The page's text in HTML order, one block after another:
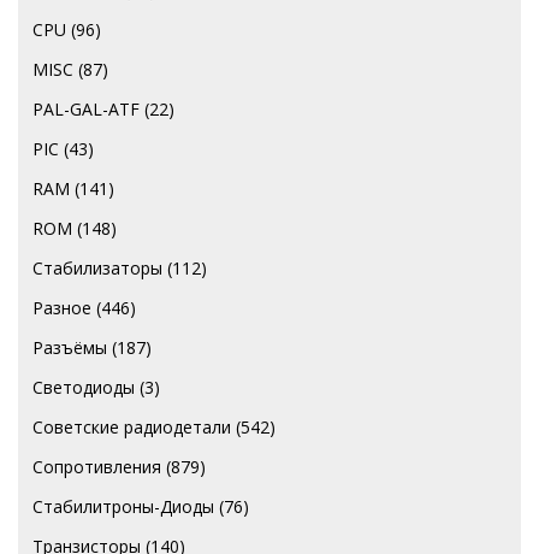
CPU (96)
MISC (87)
PAL-GAL-ATF (22)
PIC (43)
RAM (141)
ROM (148)
Стабилизаторы (112)
Разное (446)
Разъёмы (187)
Светодиоды (3)
Советские радиодетали (542)
Сопротивления (879)
Стабилитроны-Диоды (76)
Транзисторы (140)